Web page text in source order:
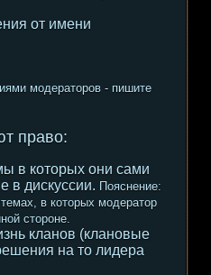
от имени
модераторов - пишите
право:
в которых они сами
в дискуссии. Пояснение:
в которых модератор
стороне.
кланов (клановые
на то лидера